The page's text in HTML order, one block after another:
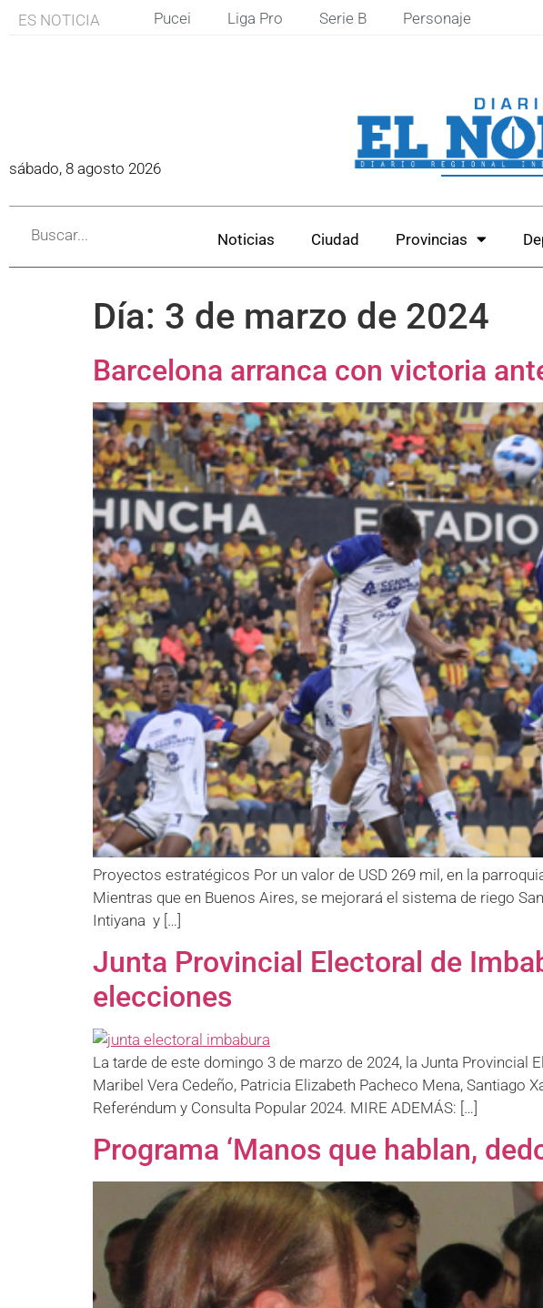
ES NOTICIA Pucei Liga Pro Serie B Personaje
sábado, 8 agosto 2026
Noticias Ciudad Provincias
Día: 3 de marzo de 2024
Barcelona arranca con victoria
Proyectos estratégicos Por un valor de USD 269 mil, en la
Mientras que en Buenos Aires, se mejorará el sistema de riego
Intiyana y […]
Junta Provincial Electoral de
elecciones
La tarde de este domingo 3 de marzo de 2024, la Junta
Maribel Vera Cedeño, Patricia Elizabeth Pacheco Mena, Santiago
Referéndum y Consulta Popular 2024. MIRE ADEMÁS: […]
Programa ‘Manos que hablan,